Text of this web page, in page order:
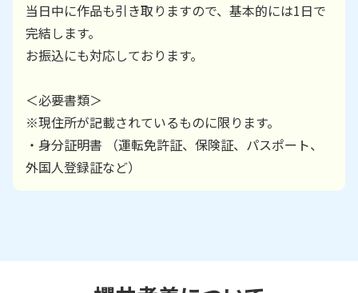
当日中に作品も引き取りますので、基本的には1日で
完結します。
お振込にも対応しております。
＜必要書類＞
※現住所が記載されているものに限ります。
・身分証明書 （運転免許証、保険証、パスポート、
外国人登録証など）